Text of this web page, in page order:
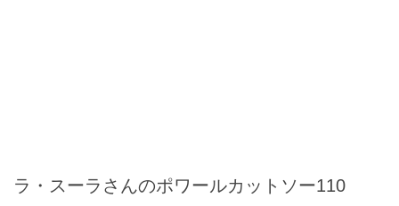
ラ・スーラさんのポワールカットソー110